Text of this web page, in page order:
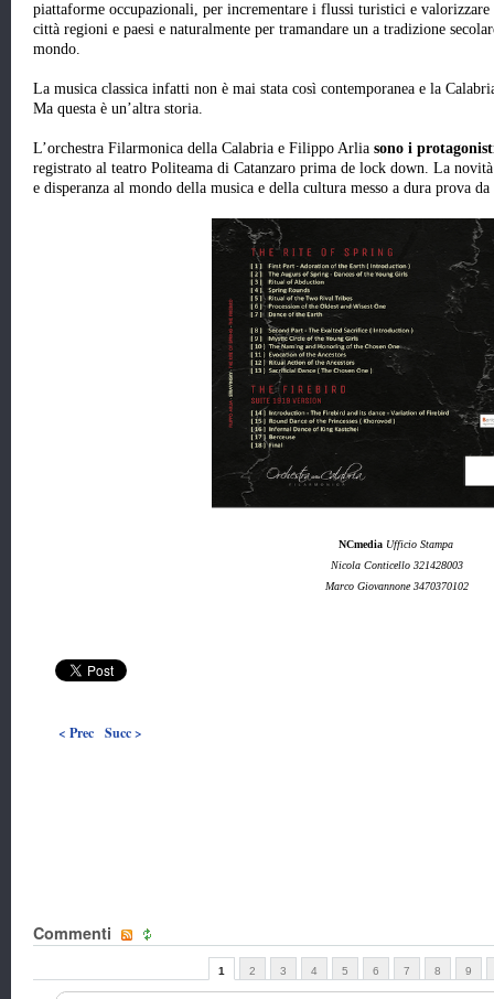
piattaforme occupazionali, per incrementare i flussi turistici e
città regioni e paesi e naturalmente per tramandare un a tradizione
mondo.
La musica classica infatti non è mai stata così contemporanea e la
Ma questa è un’altra storia.
L’orchestra Filarmonica della Calabria e Filippo Arlia sono i
registrato al teatro Politeama di Catanzaro prima de lock down. La
e disperanza al mondo della musica e della cultura messo a dura prova
NCmedia Ufficio Stampa
Nicola Conticello 321428003
Marco Giovannone 3470370102
< Prec Succ >
Commenti
1 2 3 4 5 6 7 8 9